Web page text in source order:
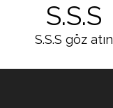
S.S.S
S.S.S göz atın